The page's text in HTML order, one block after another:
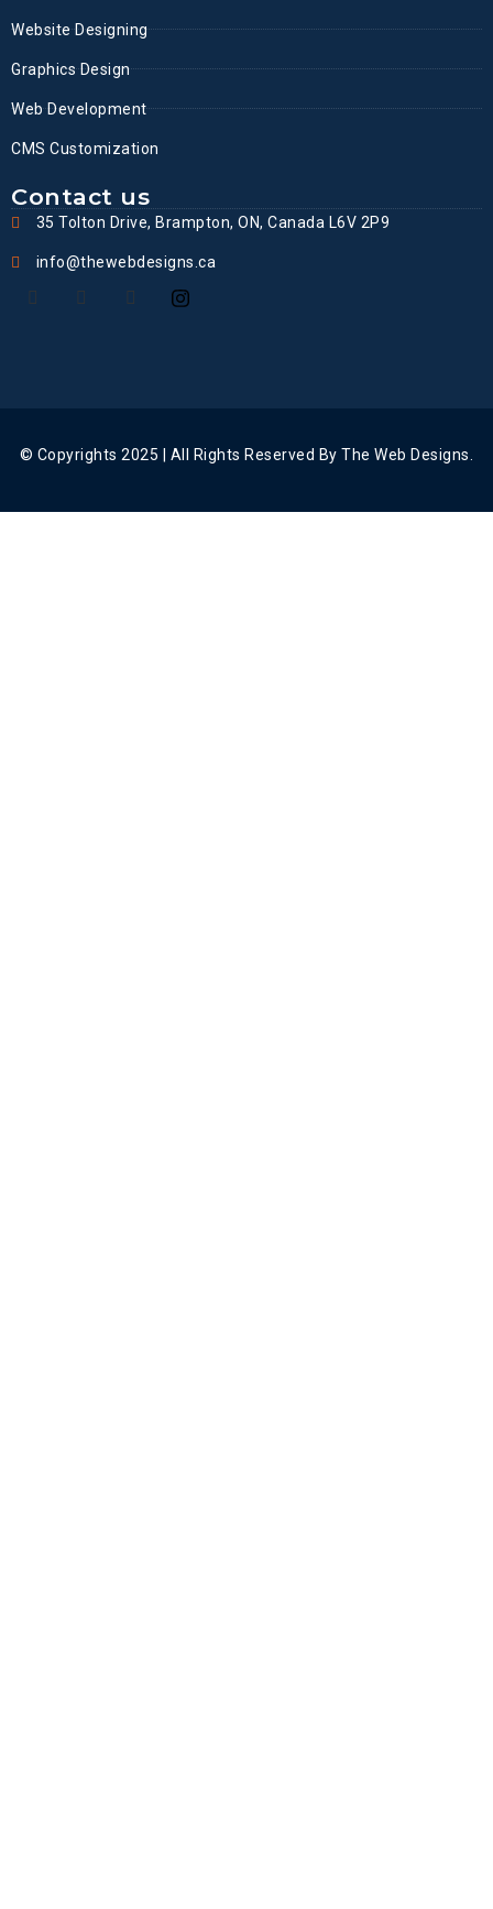
Website Designing
Graphics Design
Web Development
CMS Customization
Contact us
35 Tolton Drive, Brampton, ON, Canada L6V 2P9
info@thewebdesigns.ca
© Copyrights 2025 | All Rights Reserved By The Web Designs.